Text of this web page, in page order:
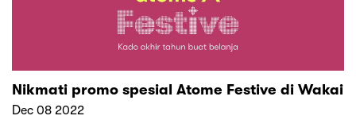
Nikmati promo spesial Atome Festive di Wakai
Dec 08 2022